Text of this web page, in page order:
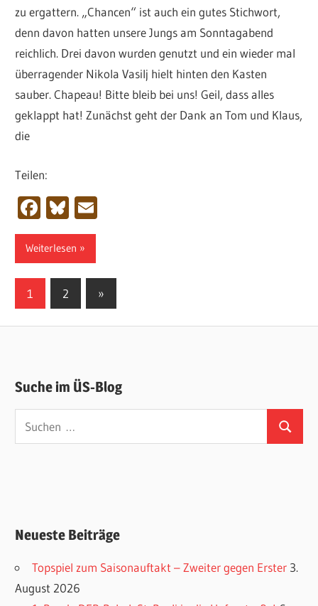
zu ergattern. „Chancen“ ist auch ein gutes Stichwort,
denn davon hatten unsere Jungs am Sonntagabend
reichlich. Drei davon wurden genutzt und ein wieder mal
überragender Nikola Vasilj hielt hinten den Kasten
sauber. Chapeau! Bitte bleib bei uns! Geil, dass alles
geklappt hat! Zunächst geht der Dank an Tom und Klaus,
die
Teilen:
Facebook
Bluesky
Weiterlesen
Seitennummerierung
1 2
Nächste
Beiträge
»
Suche im ÜS-Blog
Suchen
nach:
Suchen
Neueste Beiträge
Topspiel zum Saisonauftakt – Zweiter gegen Erster 3.
August 2026